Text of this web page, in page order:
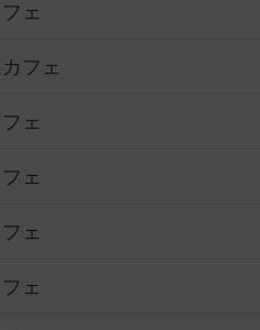
ェ
フェ
ェ
ェ
ェ
ェ